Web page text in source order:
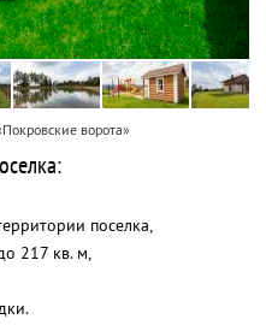
ворота»
поселка,
217 кв. м,